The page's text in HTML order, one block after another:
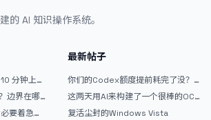
的 AI 知识操作系统。
分钟上手
边界在哪
要着急放
最新帖子
你们的Codex额度提前耗完了没？
戒断反应如何？
这两天用AI来构建了一个很棒的OC
论坛精华区
复活尘封的Windows Vista